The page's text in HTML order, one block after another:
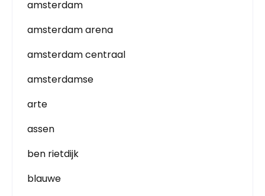
amsterdam
amsterdam arena
amsterdam centraal
amsterdamse
arte
assen
ben rietdijk
blauwe